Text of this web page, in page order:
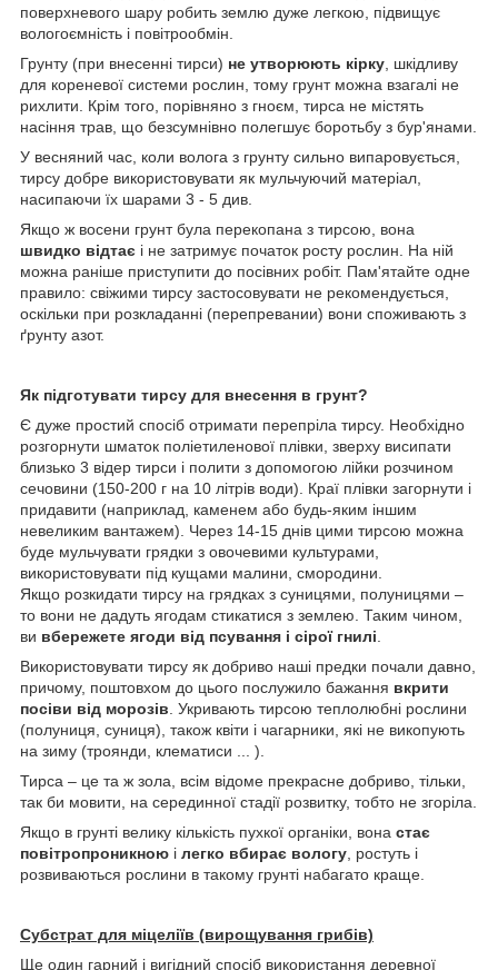
поверхневого шару робить землю дуже легкою, підвищує
вологоємність і повітрообмін.
Грунту (при внесенні тирси) не утворюють кірку, шкідливу
для кореневої системи рослин, тому грунт можна взагалі не
рихлити. Крім того, порівняно з гноєм, тирса не містять
насіння трав, що безсумнівно полегшує боротьбу з бур'янами.
У весняний час, коли волога з грунту сильно випаровується,
тирсу добре використовувати як мульчуючий матеріал,
насипаючи їх шарами 3 - 5 див.
Якщо ж восени грунт була перекопана з тирсою, вона
швидко відтає і не затримує початок росту рослин. На ній
можна раніше приступити до посівних робіт. Пам'ятайте одне
правило: свіжими тирсу застосовувати не рекомендується,
оскільки при розкладанні (перепревании) вони споживають з
ґрунту азот.
Як підготувати тирсу для внесення в грунт?
Є дуже простий спосіб отримати перепріла тирсу. Необхідно
розгорнути шматок поліетиленової плівки, зверху висипати
близько 3 відер тирси і полити з допомогою лійки розчином
сечовини (150-200 г на 10 літрів води). Краї плівки загорнути і
придавити (наприклад, каменем або будь-яким іншим
невеликим вантажем). Через 14-15 днів цими тирсою можна
буде мульчувати грядки з овочевими культурами,
використовувати під кущами малини, смородини.
Якщо розкидати тирсу на грядках з суницями, полуницями –
то вони не дадуть ягодам стикатися з землею. Таким чином,
ви вбережете ягоди від псування і сірої гнилі.
Використовувати тирсу як добриво наші предки почали давно,
причому, поштовхом до цього послужило бажання вкрити
посіви від морозів. Укривають тирсою теплолюбні рослини
(полуниця, суниця), також квіти і чагарники, які не викопують
на зиму (троянди, клематиси ... ).
Тирса – це та ж зола, всім відоме прекрасне добриво, тільки,
так би мовити, на серединної стадії розвитку, тобто не згоріла.
Якщо в грунті велику кількість пухкої органіки, вона стає
повітропроникною і легко вбирає вологу, ростуть і
розвиваються рослини в такому грунті набагато краще.
Субстрат для міцеліїв (вирощування грибів)
Ще один гарний і вигідний спосіб використання деревної